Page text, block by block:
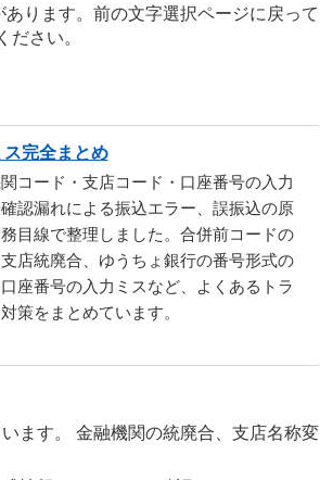
ります。前の文字選択ページに戻って
ださい。
ス完全まとめ
コード・支店コード・口座番号の入力
認漏れによる振込エラー、誤振込の原
目線で整理しました。合併前コードの
店統廃合、ゆうちょ銀行の番号形式の
座番号の入力ミスなど、よくあるトラ
策をまとめています。
ます。 金融機関の統廃合、支店名称変